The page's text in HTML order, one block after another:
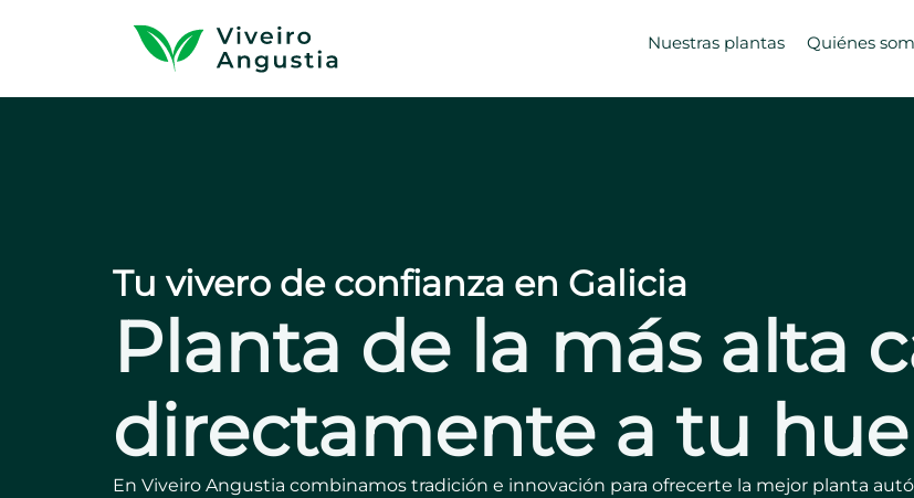
Nuestras plantas Quiénes
Tu vivero de confianza en Galicia
Planta de la más alta
directamente a tu
En Viveiro Angustia combinamos tradición e innovación para ofrecerte la mejor planta